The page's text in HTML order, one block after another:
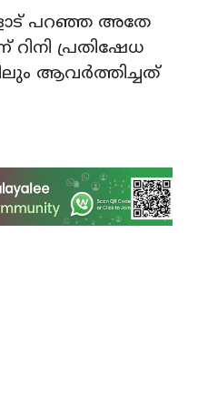
പറഞ്ഞ അതേ
പ്രതിഷേധ
ആവർത്തിച്ചത്